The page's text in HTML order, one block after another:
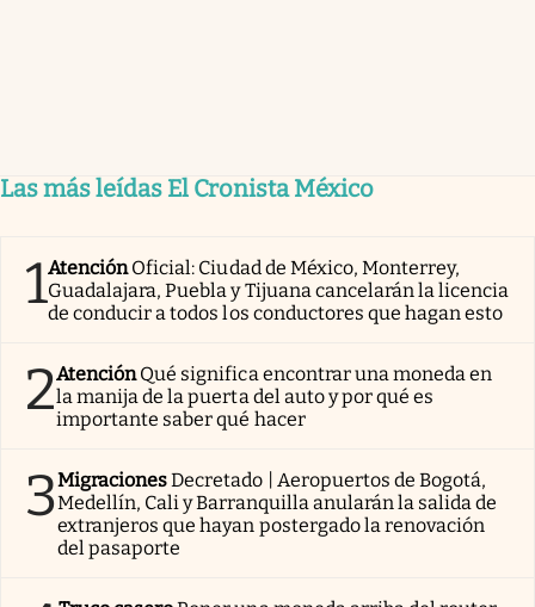
Las más leídas El Cronista México
1AtenciónOficial: Ciudad de México, Monterrey,
Guadalajara, Puebla y Tijuana cancelarán la licencia
de conducir a todos los conductores que hagan esto
2AtenciónQué significa encontrar una moneda en
la manija de la puerta del auto y por qué es
importante saber qué hacer
3MigracionesDecretado | Aeropuertos de Bogotá,
Medellín, Cali y Barranquilla anularán la salida de
extranjeros que hayan postergado la renovación
del pasaporte